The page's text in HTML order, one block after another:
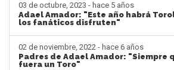
03 de octubre, 2023 - hace 5 años
Adael Amador: "Este año habrá
los fanáticos disfruten"
02 de noviembre, 2022 - hace 6 años
Padres de Adael Amador: "Siempre
fuera un Toro"